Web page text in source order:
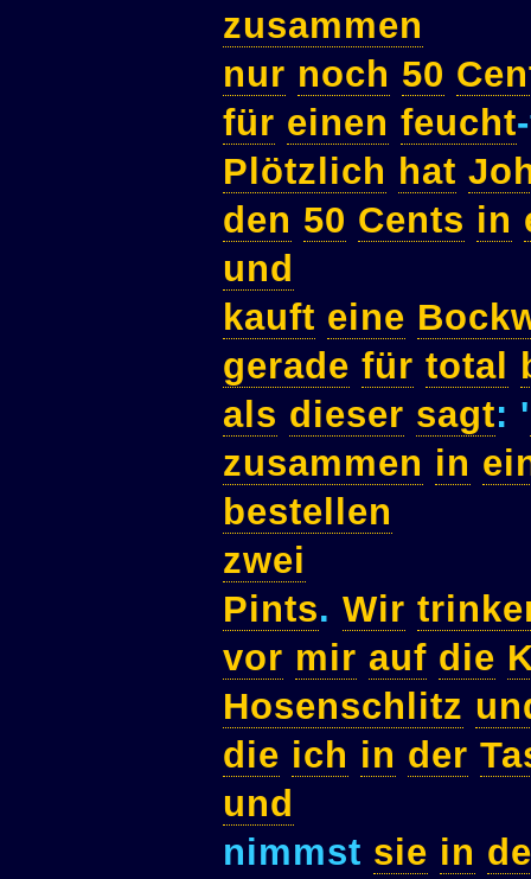
zusammen
nur noch 50
für einen feucht
Plötzlich hat
den 50 Cents in
und
kauft eine
gerade für total
als dieser sagt: '
zusammen in
bestellen
zwei
Pints. Wir
vor mir auf die
Hosenschlitz
die ich in der
und
nimmst sie in